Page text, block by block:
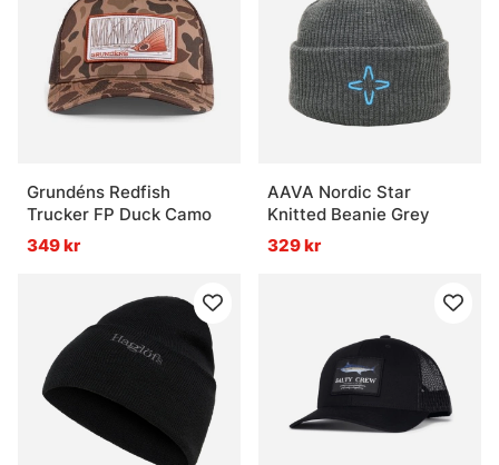
Grundéns Redfish
Trucker FP Duck Camo
349 kr
AAVA Nordic Star
Knitted Beanie Grey
329 kr